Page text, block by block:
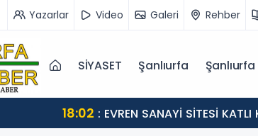
Yazarlar Video Galeri Rehber
SİYASET Şanlıurfa
18:02 : EVREN SANAYİ SİTESİ KATLI